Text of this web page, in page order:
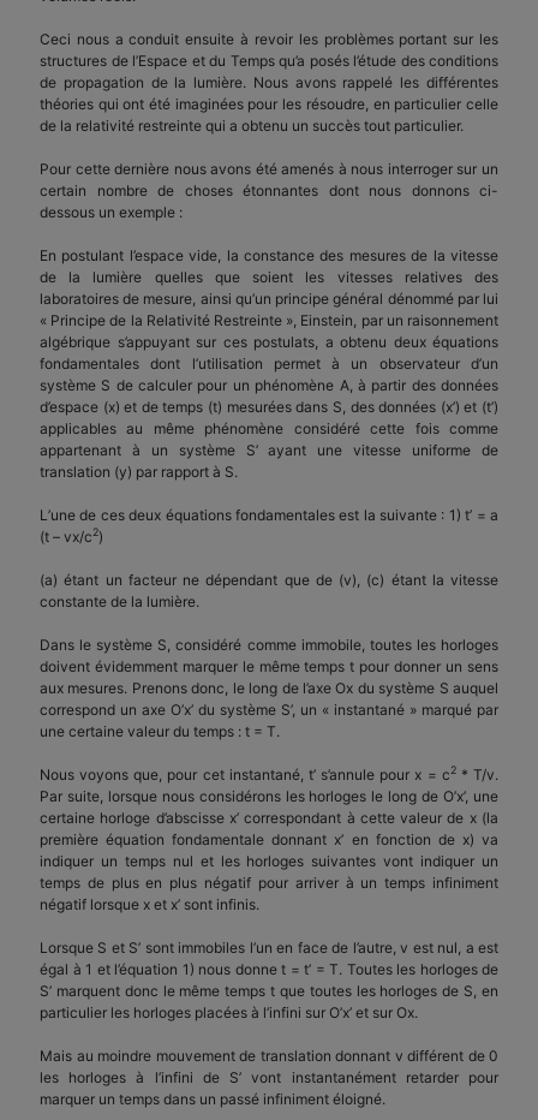
Ceci nous a conduit ensuite à revoir les problèmes portant sur les
structures de l’Espace et du Temps qu’a posés l’étude des conditions
de propagation de la lumière. Nous avons rappelé les différentes
théories qui ont été imaginées pour les résoudre, en particulier celle
de la relativité restreinte qui a obtenu un succès tout particulier.
Pour cette dernière nous avons été amenés à nous interroger sur un
certain nombre de choses étonnantes dont nous donnons ci-
dessous un exemple :
En postulant l’espace vide, la constance des mesures de la vitesse
de la lumière quelles que soient les vitesses relatives des
laboratoires de mesure, ainsi qu’un principe général dénommé par lui
« Principe de la Relativité Restreinte », Einstein, par un raisonnement
algébrique s’appuyant sur ces postulats, a obtenu deux équations
fondamentales dont l’utilisation permet à un observateur d’un
système S de calculer pour un phénomène A, à partir des données
d’espace (x) et de temps (t) mesurées dans S, des données (x’) et (t’)
applicables au même phénomène considéré cette fois comme
appartenant à un système S’ ayant une vitesse uniforme de
translation (y) par rapport à S.
L’une de ces deux équations fondamentales est la suivante : 1) t’ = a
(t – vx/c2)
(a) étant un facteur ne dépendant que de (v), (c) étant la vitesse
constante de la lumière.
Dans le système S, considéré comme immobile, toutes les horloges
doivent évidemment marquer le même temps t pour donner un sens
aux mesures. Prenons donc, le long de l’axe Ox du système S auquel
correspond un axe O’x’ du système S’, un « instantané » marqué par
une certaine valeur du temps : t = T.
Nous voyons que, pour cet instantané, t’ s’annule pour x = c2* T/v.
Par suite, lorsque nous considérons les horloges le long de O’x’, une
certaine horloge d’abscisse x’ correspondant à cette valeur de x (la
première équation fondamentale donnant x’ en fonction de x) va
indiquer un temps nul et les horloges suivantes vont indiquer un
temps de plus en plus négatif pour arriver à un temps infiniment
négatif lorsque x et x’ sont infinis.
Lorsque S et S’ sont immobiles l’un en face de l’autre, v est nul, a est
égal à 1 et l’équation 1) nous donne t = t’ = T. Toutes les horloges de
S’ marquent donc le même temps t que toutes les horloges de S, en
particulier les horloges placées à l’infini sur O’x’ et sur Ox.
Mais au moindre mouvement de translation donnant v différent de 0
les horloges à l’infini de S’ vont instantanément retarder pour
marquer un temps dans un passé infiniment éloigné.